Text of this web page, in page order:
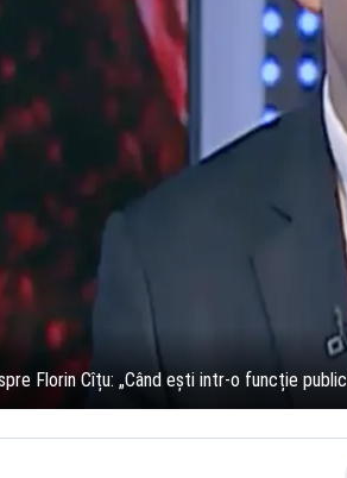
Florin Cîțu: „Când ești intr-o funcție